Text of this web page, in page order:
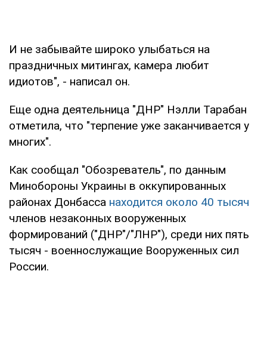
И не забывайте широко улыбаться на
праздничных митингах, камера любит
идиотов", - написал он.
Еще одна деятельница "ДНР" Нэлли Тарабан
отметила, что "терпение уже заканчивается у
многих".
Как сообщал "Обозреватель", по данным
Минобороны Украины в оккупированных
районах Донбасса находится около 40 тысяч
членов незаконных вооруженных
формирований ("ДНР"/"ЛНР"), среди них пять
тысяч - военнослужащие Вооруженных сил
России.